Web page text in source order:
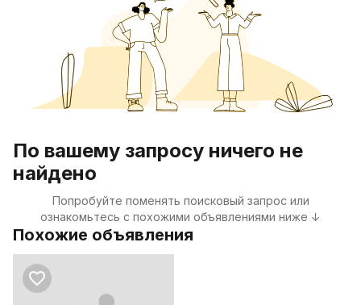
По вашему запросу ничего не
найдено
Попробуйте поменять поисковый запрос или
ознакомьтесь с похожими объявлениями ниже ↓
Похожие объявления